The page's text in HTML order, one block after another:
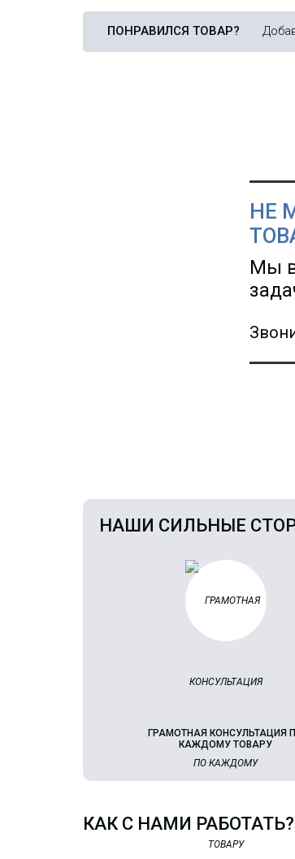
ПОНРАВИЛСЯ ТОВАР?
НЕ
Мы
НАШИ СИЛЬНЫЕ
ГРАМОТНАЯ КОНСУЛЬТАЦИЯ
КАЖДОМУ ТОВАРУ
КАК С НАМИ РАБОТАТЬ?